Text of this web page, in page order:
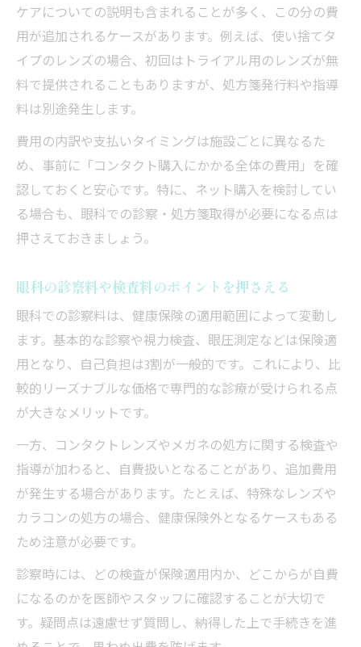
ケアについての説明も含まれることが多く、この分の費
用が追加されるケースがあります。例えば、使い捨てタ
イプのレンズの場合、初回はトライアル用のレンズが無
料で提供されることもありますが、処方箋発行料や指導
料は別途発生します。
費用の内訳や支払いタイミングは施設ごとに異なるた
め、事前に「コンタクト購入にかかる全体の費用」を確
認しておくと安心です。特に、ネット購入を検討してい
る場合も、眼科での診察・処方箋取得が必要になる点は
押さえておきましょう。
眼科の診察料や検査料のポイントを押さえる
眼科での診察料は、健康保険の適用範囲によって変動し
ます。基本的な診察や視力検査、眼圧測定などは保険適
用となり、自己負担は3割が一般的です。これにより、比
較的リーズナブルな価格で専門的な診療が受けられる点
が大きなメリットです。
一方、コンタクトレンズやメガネの処方に関する検査や
指導が加わると、自費扱いとなることがあり、追加費用
が発生する場合があります。たとえば、特殊なレンズや
カラコンの処方の場合、健康保険外となるケースもある
ため注意が必要です。
診察時には、どの検査が保険適用内か、どこからが自費
になるのかを医師やスタッフに確認することが大切で
す。疑問点は遠慮せず質問し、納得した上で手続きを進